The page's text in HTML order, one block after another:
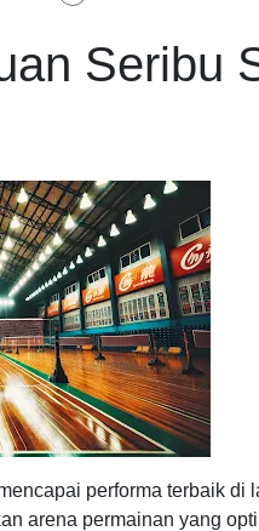
Seribu
performa terbaik di
arena permainan yang